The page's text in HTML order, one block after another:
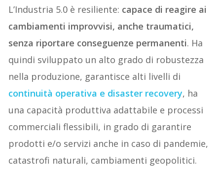
L’Industria 5.0 è resiliente: capace di reagire ai
cambiamenti improvvisi, anche traumatici,
senza riportare conseguenze permanenti. Ha
quindi sviluppato un alto grado di robustezza
nella produzione, garantisce alti livelli di
continuità operativa e disaster recovery, ha
una capacità produttiva adattabile e processi
commerciali flessibili, in grado di garantire
prodotti e/o servizi anche in caso di pandemie,
catastrofi naturali, cambiamenti geopolitici.